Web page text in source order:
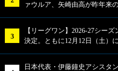
ァウルア、矢崎由高が昨年来
【リーグワン】2026-27シー
決定。ともに12月12日（土）に
日本代表・伊藤鐘史アシスタ